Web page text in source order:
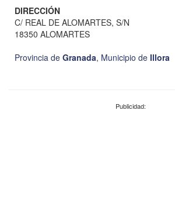
DIRECCIÓN
C/ REAL DE ALOMARTES, S/N
18350 ALOMARTES
Provincia de Granada, Municipio de Illora
Publicidad: